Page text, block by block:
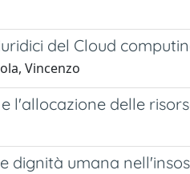
del Cloud
Vincenzo
l'allocazione delle
dignità umana